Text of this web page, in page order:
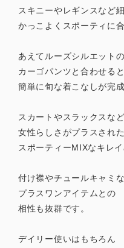
スキニーやレギンスなど
かっこよくスポーティに
あえてルーズシルエット
カーゴパンツと合わせると
簡単に旬な着こなしが完成
スカートやスラックスな
女性らしさがプラスされた
スポーティーMIXなキレ
付け襟やチュールキャミ
プラスワンアイテムとの
相性も抜群です。
デイリー使いはもちろん